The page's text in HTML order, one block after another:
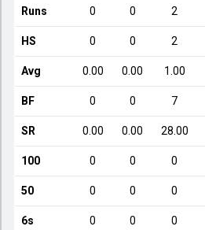
Runs 0 0 2
HS 0 0 2
Avg 0.00 0.00 1.00
BF 0 0 7
SR 0.00 0.00 28.00
100 0 0 0
50 0 0 0
6s 0 0 0